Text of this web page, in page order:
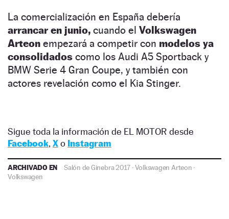
La comercialización en España debería
arrancar en junio, cuando el Volkswagen
Arteon empezará a competir con modelos ya
consolidados como los Audi A5 Sportback y
BMW Serie 4 Gran Coupe, y también con
actores revelación como el Kia Stinger.
Sigue toda la información de EL MOTOR desde
Facebook, Xo Instagram
ARCHIVADO EN Salón de Ginebra 2017 ·Volkswagen Arteon ·
Volkswagen